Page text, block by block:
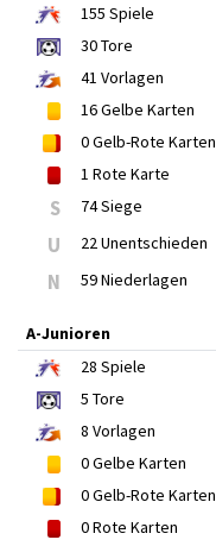
155 Spiele
30Tore
41 Vorlagen
16Gelbe Karten
0Gelb-Rote Karten
1 Rote Karte
S 74 Siege
U 22 Unentschieden
N 59 Niederlagen
A-Junioren
28 Spiele
5 Tore
8 Vorlagen
0Gelbe Karten
0Gelb-Rote Karten
0Rote Karten